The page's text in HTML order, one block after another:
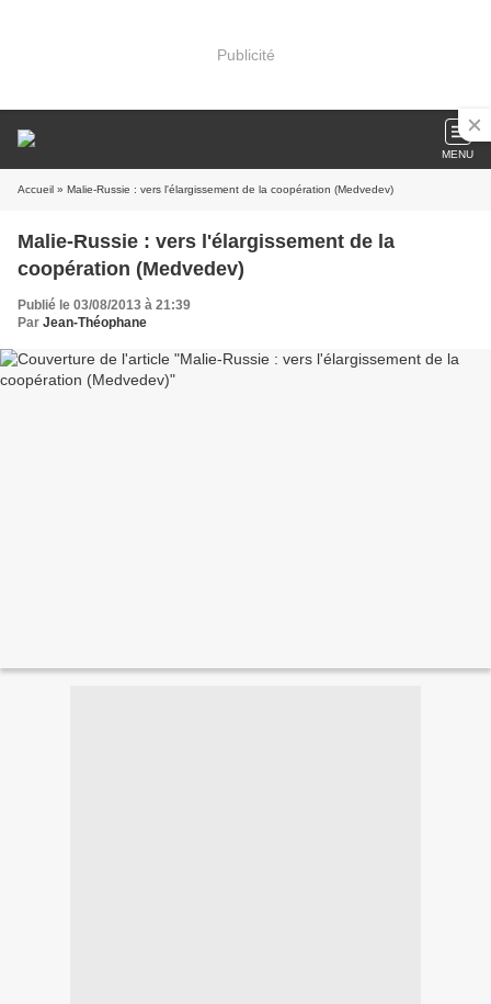
Publicité
MENU
Accueil » Malie-Russie : vers l'élargissement de la coopération (Medvedev)
Malie-Russie : vers l'élargissement de la
coopération (Medvedev)
Publié le 03/08/2013 à 21:39
Par Jean-Théophane